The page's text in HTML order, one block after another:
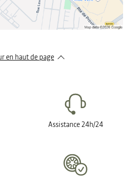
en haut de page​
Assistance 24h/24